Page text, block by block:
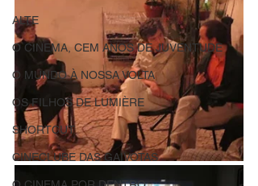
ALTE
O CINEMA, CEM ANOS DE JUVENTUDE
O MUNDO À NOSSA VOLTA
OS FILHOS DE LUMIÈRE
SHORTCUT
CINECLUBE DAS GAIVOTAS